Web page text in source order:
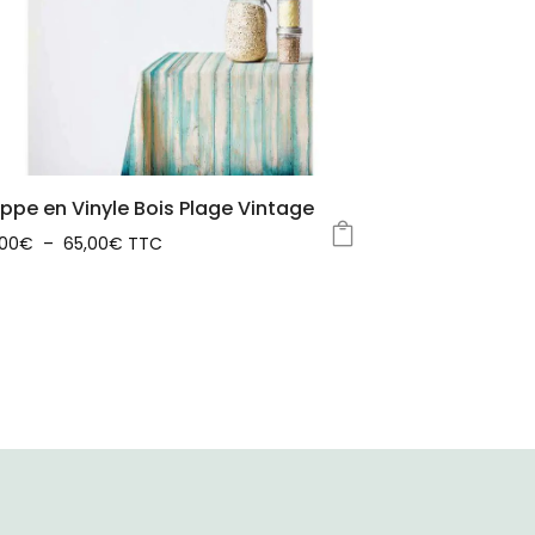
en Vinyle Bois Plage Vintage
€ – 65,00€ Plage
TTC